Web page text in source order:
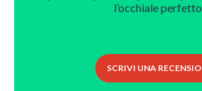
l’occhiale
SCRIVI UNA